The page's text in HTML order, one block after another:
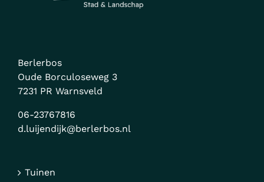
Berlerbos
Oude Borculoseweg 3
7231 PR Warnsveld
06-23767816
d.luijendijk@berlerbos.nl
Tuinen